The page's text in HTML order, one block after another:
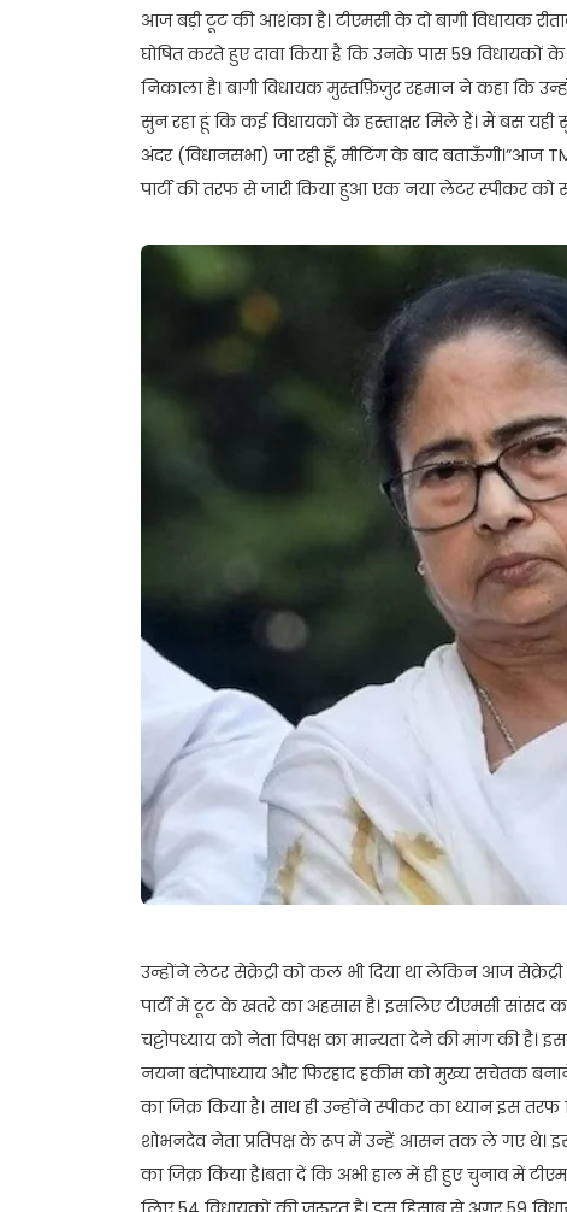
आज बड़ी टूट की आशंका है। टीएमसी के दो बागी विधायक
घोषित करते हुए दावा किया है कि उनके पास 59 विधायकों के
निकाला है। बागी विधायक मुस्तफ़िज़ुर रहमान ने कहा कि
सुन रहा हूं कि कई विधायकों के हस्ताक्षर मिले हैं। मैं बस यही
अंदर (विधानसभा) जा रही हूँ, मीटिंग के बाद
पार्टी की तरफ से जारी किया हुआ एक नया लेटर स्पीकर
उन्होंने लेटर सेक्रेट्री को कल भी दिया था लेकिन आज
पार्टी में टूट के खतरे का अहसास है। इसलिए टीएमसी
चट्टोपध्याय को नेता विपक्ष का मान्यता देने की मांग की है।
नयना बंदोपाध्याय और फिरहाद हकीम को मुख्य सचेतक
का जिक्र किया है। साथ ही उन्होंने स्पीकर का ध्यान इस
शोभनदेव नेता प्रतिपक्ष के रूप में उन्हें आसन तक ले गए थे।
का जिक्र किया है।बता दें कि अभी हाल में ही हुए चुनाव में